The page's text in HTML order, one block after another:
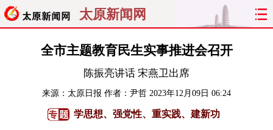
太原新闻网
首页 聚焦 太原 山西
关注 文明
曝光 综合
全市主题教育民生实事推进会召开
陈振亮讲话 宋燕卫出席
来源： 太原日报 作者：尹哲 2023年12月09日 06:24
学思想、强党性、重实践、建新功